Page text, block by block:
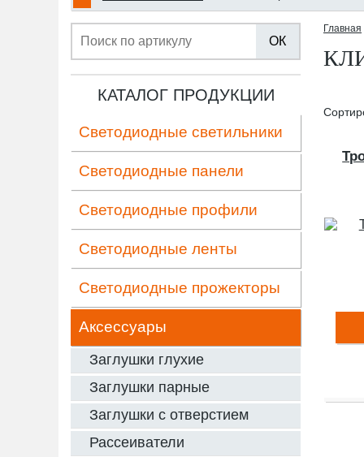
ОК
КАТАЛОГ ПРОДУКЦИИ
Светодиодные светильники
Светодиодные панели
Светодиодные профили
Светодиодные ленты
Светодиодные прожекторы
Аксессуары
Заглушки глухие
Заглушки парные
Заглушки с отверстием
Рассеиватели
Главная